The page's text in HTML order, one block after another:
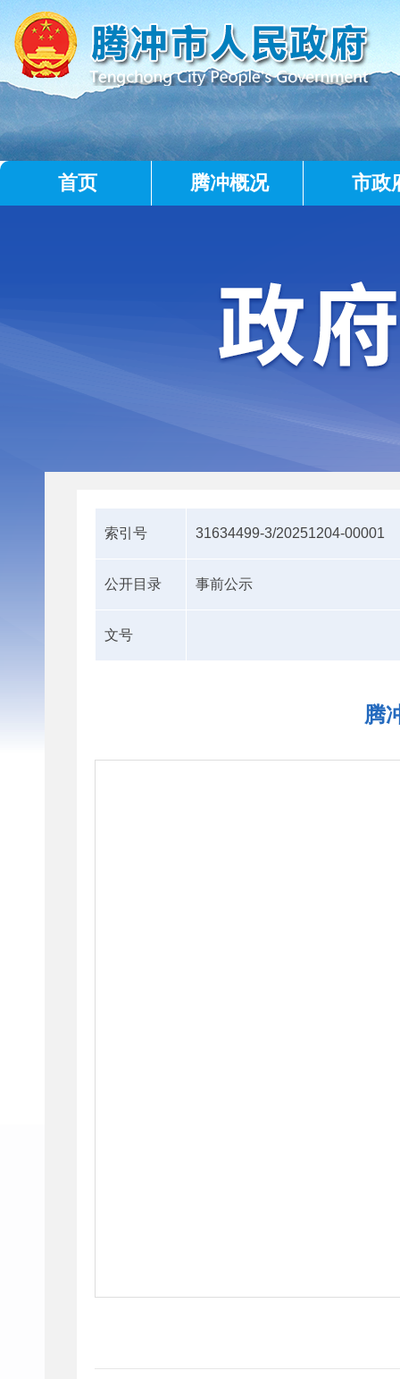
首页 腾冲概况 市政
索引号 31634499-3/20251204-00001
公开目录 事前公示
文号
腾